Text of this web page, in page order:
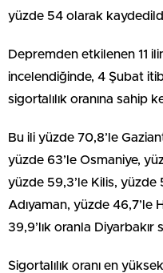
yüzde 54 olarak
​​​​​​​Depremden etkilenen 11
incelendiğinde, 4 Şubat
sigortalılık oranına sahip
Bu ili yüzde 70,8’le
yüzde 63’le Osmaniye,
yüzde 59,3’le Kilis, yüzde
Adıyaman, yüzde 46,7’le
39,9’lık oranla Diyarbakır
Sigortalılık oranı en